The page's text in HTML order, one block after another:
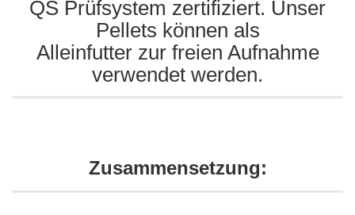
QS Prüfsystem zertifiziert. Unser
Pellets können als
Alleinfutter zur freien Aufnahme
verwendet werden.
Zusammensetzung: